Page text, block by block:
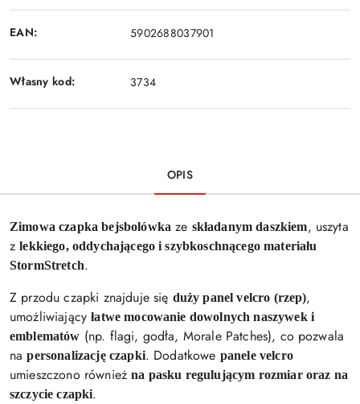
EAN: 5902688037901
Własny kod: 3734
OPIS
Zimowa czapka bejsbolówka ze składanym daszkiem, uszyta
zlekkiego, oddychającego i szybkoschnącego materiału
StormStretch.
Z przodu czapki znajduje się duży panel velcro (rzep),
umożliwiającyłatwe mocowanie dowolnych naszywek i
emblematów (np. flagi, godła, Morale Patches), co pozwala
napersonalizację czapki. Dodatkowe panele velcro
umieszczono równieżna pasku regulującym rozmiar oraz na
szczycie czapki.